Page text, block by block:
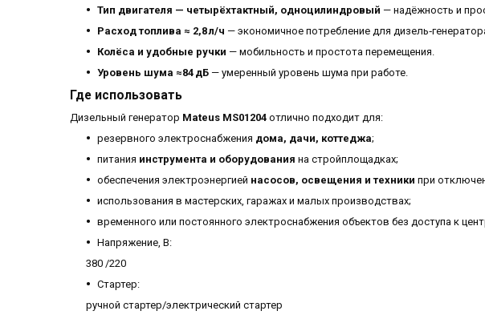
Тип двигателя — четырёхтактный, одноцилиндровый — надёжность и
Расход топлива ≈ 2,8 л/ч — экономичное потребление для
Колёса и удобные ручки — мобильность и простота перемещения.
Уровень шума ≈84 дБ — умеренный уровень шума при работе.
Где использовать
Дизельный генератор Mateus MS01204 отлично подходит для:
резервного электроснабжения дома, дачи, коттеджа;
питания инструмента и оборудования на стройплощадках;
обеспечения электроэнергией насосов, освещения и техники при
использования в мастерских, гаражах и малых производствах;
временного или постоянного электроснабжения объектов без доступа к
Напряжение, В:
380 /220
Стартер:
ручной стартер/электрический стартер